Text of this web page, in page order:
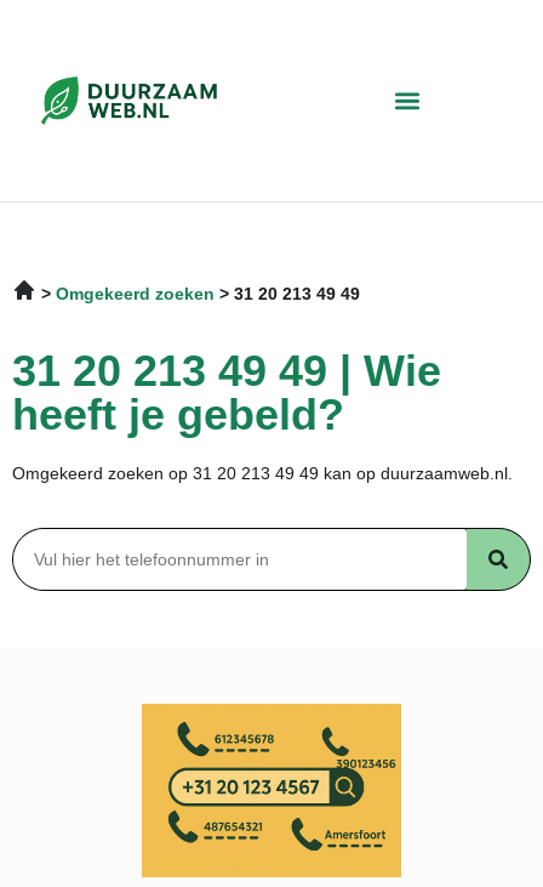
Omgekeerd zoeken 31 20 213 49 49
31 20 213 49 49 | Wie
heeft je gebeld?
Omgekeerd zoeken op 31 20 213 49 49 kan op duurzaamweb.nl.